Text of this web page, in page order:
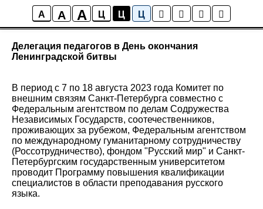
A A A Ц Ц Ц
Новости
Делегация педагогов в День окончания
Ленинградской битвы
В период с 7 по 18 августа 2023 года Комитет по
внешним связям Санкт-Петербурга совместно с
Федеральным агентством по делам Содружества
Независимых Государств, соотечественников,
проживающих за рубежом, Федеральным агентством
по международному гуманитарному сотрудничеству
(Россотрудничество), фондом "Русский мир" и Санкт-
Петербургским государственным университетом
проводит Программу повышения квалификации
специалистов в области преподавания русского
языка.